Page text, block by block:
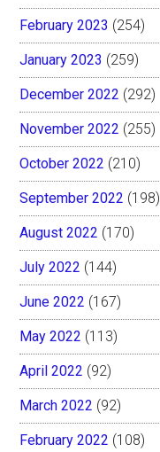
February 2023 (254)
January 2023 (259)
December 2022 (292)
November 2022 (255)
October 2022 (210)
September 2022 (198)
August 2022 (170)
July 2022 (144)
June 2022 (167)
May 2022 (113)
April 2022 (92)
March 2022 (92)
February 2022 (108)